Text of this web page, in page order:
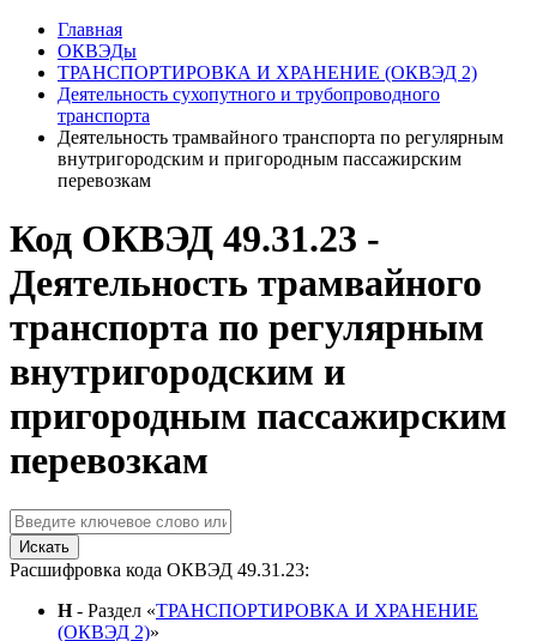
Главная
ОКВЭДы
ТРАНСПОРТИРОВКА И ХРАНЕНИЕ (ОКВЭД 2)
Деятельность сухопутного и трубопроводного
транспорта
Деятельность трамвайного транспорта по регулярным
внутригородским и пригородным пассажирским
перевозкам
Код ОКВЭД 49.31.23 -
Деятельность трамвайного
транспорта по регулярным
внутригородским и
пригородным пассажирским
перевозкам
Искать
Расшифровка кода ОКВЭД 49.31.23:
H- Раздел «ТРАНСПОРТИРОВКА И ХРАНЕНИЕ
(ОКВЭД 2)»